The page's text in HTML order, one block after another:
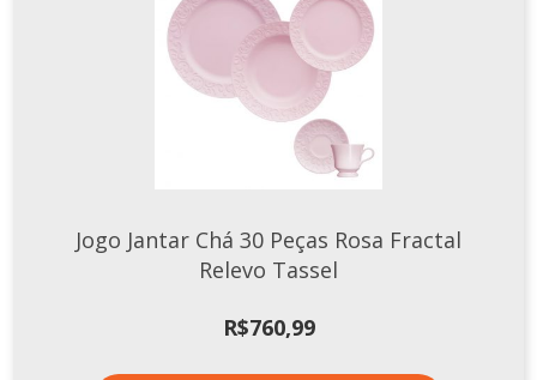
Jogo Jantar Chá 30 Peças Rosa Fractal
Relevo Tassel
R$760,99